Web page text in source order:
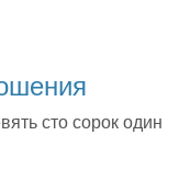
сто сорок один